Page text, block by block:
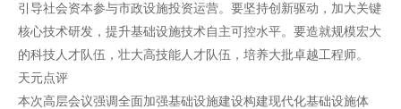
引导社会资本参与市政设施投资运营。要坚持创新驱动，加大关键
核心技术研发，提升基础设施技术自主可控水平。要造就规模宏大
的科技人才队伍，壮大高技能人才队伍，培养大批卓越工程师。
天元点评
本次高层会议强调全面加强基础设施建设构建现代化基础设施体